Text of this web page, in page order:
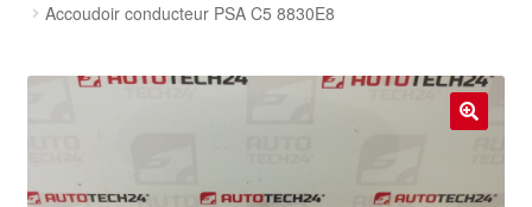
Contact
Livraison
Accoudoir conducteur PSA C5 8830E8